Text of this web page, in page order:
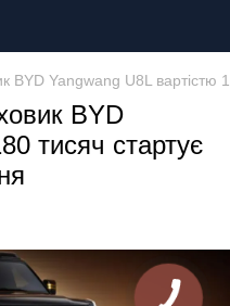
BYD Yangwang U8L
BYD
тисяч стартує